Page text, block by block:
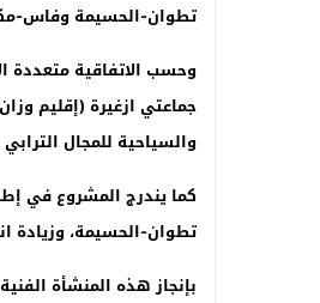
تطوان-الحسيمة وفاس-
وحسب الاتفاقية متعددة
جماعتي ازغيرة (إقليم
والسياحية للمجال
كما يندرج المشروع في
تطوان-الحسيمة، وزيادة